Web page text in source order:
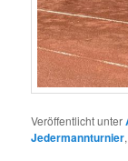
Veröffentlicht unter
Jedermannturnier